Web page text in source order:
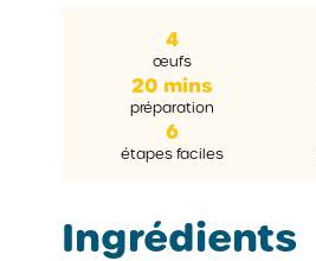
4
œufs
20 mins
préparation
6
étapes faciles
Ingrédients